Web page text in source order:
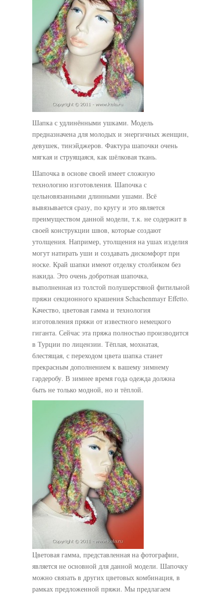
Шапка с удлинёнными ушками. Модель
предназначена для молодых и энергичных женщин,
девушек, тинэйджеров. Фактура шапочки очень
мягкая и струящаяся, как шёлковая ткань.
Шапочка в основе своей имеет сложную
технологию изготовления. Шапочка с
цельновязанными длинными ушами. Всё
вывязывается сразу, по кругу и это является
преимуществом данной модели, т.к. не содержит в
своей конструкции швов, которые создают
утолщения. Например, утолщения на ушах изделия
могут натирать уши и создавать дискомфорт при
носке. Край шапки имеют отделку столбиком без
накида. Это очень добротная шапочка,
выполненная из толстой полушерстяной фитильной
пряжи секционного крашения Schachenmayr Effetto.
Качество, цветовая гамма и технология
изготовления пряжи от известного немецкого
гиганта. Сейчас эта пряжа полностью производится
в Турции по лицензии. Тёплая, мохнатая,
блестящая, с переходом цвета шапка станет
прекрасным дополнением к вашему зимнему
гардеробу. В зимнее время года одежда должна
быть не только модной, но и тёплой.
Цветовая гамма, представленная на фотографии,
является не основной для данной модели. Шапочку
можно связать в других цветовых комбинация, в
рамках предложенной пряжи. Мы предлагаем